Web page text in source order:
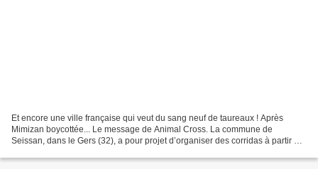
Et encore une ville française qui veut du sang neuf de taureaux ! Après
Mimizan boycottée... Le message de Animal Cross. La commune de
Seissan, dans le Gers (32), a pour projet d’organiser des corridas à partir de